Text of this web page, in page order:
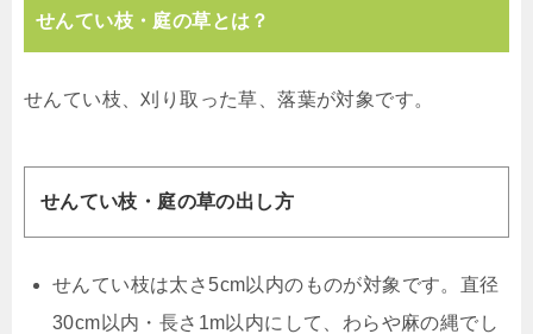
せんてい枝・庭の草とは？
せんてい枝、刈り取った草、落葉が対象です。
せんてい枝・庭の草の出し方
せんてい枝は太さ5cm以内のものが対象です。直径
30cm以内・長さ1m以内にして、わらや麻の縄でし